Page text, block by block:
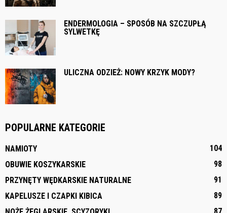
ENDERMOLOGIA – SPOSÓB NA SZCZUPŁĄ
SYLWETKĘ
ULICZNA ODZIEŻ: NOWY KRZYK MODY?
POPULARNE KATEGORIE
NAMIOTY
104
OBUWIE KOSZYKARSKIE
98
PRZYNĘTY WĘDKARSKIE NATURALNE
91
KAPELUSZE I CZAPKI KIBICA
89
87